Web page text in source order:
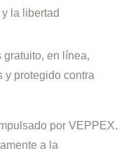
la libertad
gratuito, en línea,
y protegido contra
por VEPPEX.
a la